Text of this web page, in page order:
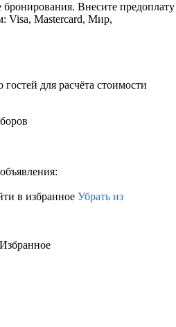
Внесите предоплату
Visa, Mastercard, Мир,
для расчёта стоимости
в избранное Убрать из